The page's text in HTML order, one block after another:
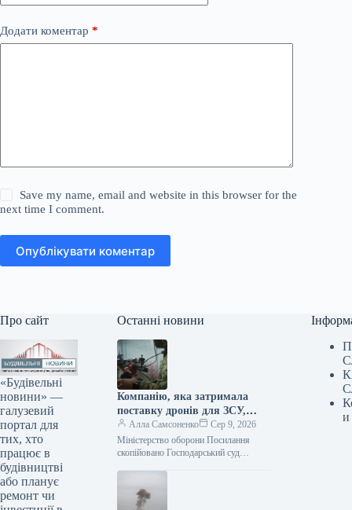
Додати коментар *
Save my name, email and website in this browser for the
next time I comment.
Опублікувати коментар
Про сайт
«Будівельні
новини» —
галузевий
портал для
тих, хто
працює в
будівництві
або планує
ремонт чи
Останні новини
Компанію, яка затримала
поставку дронів для ЗСУ,
оштрафували на 25
мільйонів.
Алла Самсоненко
Сер 9, 2026
Міністерство оборони Посилання
скопійовано Господарський суд
на користь ДП Міністерства оборони…
и